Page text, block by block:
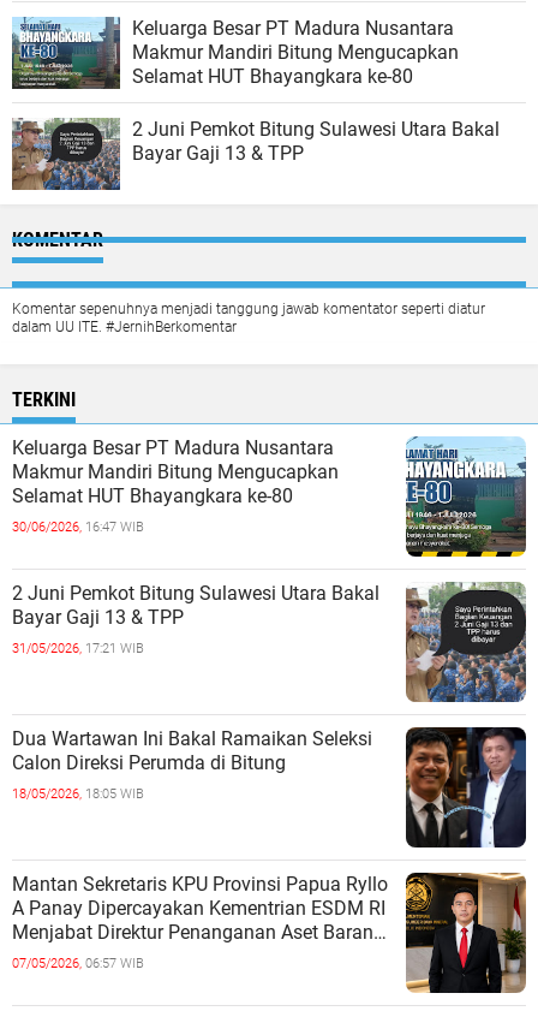
Keluarga Besar PT Madura Nusantara
Makmur Mandiri Bitung Mengucapkan
Selamat HUT Bhayangkara ke-80
2 Juni Pemkot Bitung Sulawesi Utara Bakal
Bayar Gaji 13 & TPP
KOMENTAR
Komentar sepenuhnya menjadi tanggung jawab komentator seperti diatur
dalam UU ITE. #JernihBerkomentar
TERKINI
Keluarga Besar PT Madura Nusantara
Makmur Mandiri Bitung Mengucapkan
Selamat HUT Bhayangkara ke-80
30/06/2026, 16:47 WIB
2 Juni Pemkot Bitung Sulawesi Utara Bakal
Bayar Gaji 13 & TPP
31/05/2026, 17:21 WIB
Dua Wartawan Ini Bakal Ramaikan Seleksi
Calon Direksi Perumda di Bitung
18/05/2026, 18:05 WIB
Mantan Sekretaris KPU Provinsi Papua Ryllo
A Panay Dipercayakan Kementrian ESDM RI
Menjabat Direktur Penanganan Aset Barang
Bukti
07/05/2026, 06:57 WIB